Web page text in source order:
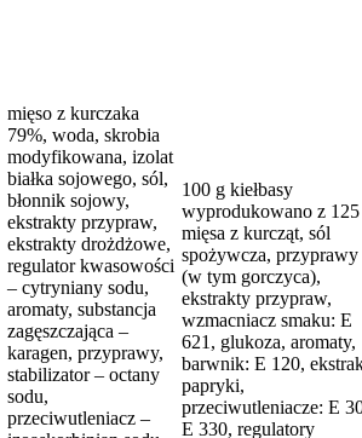
mięso z kurczaka
79%, woda, skrobia
modyfikowana, izolat
białka sojowego, sól,
błonnik sojowy,
ekstrakty przypraw,
ekstrakty drożdżowe,
regulator kwasowości
– cytryniany sodu,
aromaty, substancja
zagęszczająca –
karagen, przyprawy,
stabilizator – octany
sodu,
przeciwutleniacz –
100 g kiełbasy
wyprodukowano z
mięsa z kurcząt, sól
spożywcza, przyprawy
(w tym gorczyca),
ekstrakty przypraw,
wzmacniacz smaku: E
621, glukoza, aromaty,
barwnik: E 120,
papryki,
przeciwutleniacze: E
E 330, regulatory